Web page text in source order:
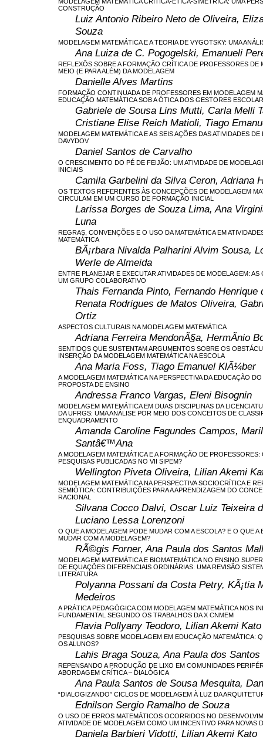
CONSTRUÇÃO
Luiz Antonio Ribeiro Neto de Oliveira,
Souza
MODELAGEM MATEMÁTICA E A TEORIA DE VYGOTSKY: UMA
Ana Luiza de C. Pogogelski, Emanueli
REFLEXÕS SOBRE A FORMAÇÃO CRÍTICA DE PROFESSORES DE
MEIO (E PARA ALÉM) DA MODELAGEM
Danielle Alves Martins
FORMAÇÃO CONTINUADA DE PROFESSORES EM MODELAGEM
EDUCAÇÃO MATEMÁTICA SOB A ÓTICA DOS GESTORES
Gabriele de Sousa Lins Mutti, Carla Melli
Cristiane Elise Reich Matioli, Tiago
MODELAGEM MATEMÁTICA E AS SEIS AÇÕES DAS ATIVIDADES DE
DAVYDOV
Daniel Santos de Carvalho
O CRESCIMENTO DO PÉ DE FEIJÃO: UM ATIVIDADE DE
INICIAIS
Camila Garbelini da Silva Ceron, Adriana
OS TEXTOS REFERENTES ÀS CONCEPÇÕES DE MODELAGEM
CIRCULAM EM UM CURSO DE FORMAÇÃO INICIAL
Larissa Borges de Souza Lima, Ana
Luna
REGRAS, CONVENÇÕES E O USO DA MATEMÁTICA EM
MATEMÁTICA
BÃ¡rbara Nivalda Palharini Alvim Sousa,
Werle de Almeida
ENTRE PLANEJAR E EXECUTAR ATIVIDADES DE MODELAGEM:
UM GRUPO COLABORATIVO
Thais Fernanda Pinto, Fernando Henrique
Renata Rodrigues de Matos Oliveira,
Ortiz
ASPECTOS CULTURAIS NA MODELAGEM MATEMÁTICA
Adriana Ferreira MendonÃ§a, HermÃ­nio
SENTIDOS QUE SUSTENTAM ARGUMENTOS SOBRE OS
INSERÇÃO DA MODELAGEM MATEMÁTICA NA ESCOLA
Ana Maria Foss, Tiago Emanuel KlÃ¼ber
A MODELAGEM MATEMÁTICA NA PERSPECTIVA DA EDUCAÇÃO
PROPOSTA DE ENSINO
Andressa Franco Vargas, Eleni Bisognin
MODELAGEM MATEMÁTICA EM DUAS DISCIPLINAS DA
DA UFRGS: UMA ANÁLISE POR MEIO DOS CONCEITOS DE
ENQUADRAMENTO
Amanda Caroline Fagundes Campos,
Santâ€™Ana
A MODELAGEM MATEMÁTICA E A FORMAÇÃO DE PROFESSORES:
PESQUISAS PUBLICADAS NO VII SIPEM?
Wellington Piveta Oliveira, Lilian Akemi
MODELAGEM MATEMÁTICA NA PERSPECTIVA SOCIOCRÍTICA E
SEMIÓTICA: CONTRIBUIÇÕES PARA A APRENDIZAGEM DO
RACIONAL
Silvana Cocco Dalvi, Oscar Luiz Teixeira
Luciano Lessa Lorenzoni
O QUE A MODELAGEM PODE MUDAR COM A ESCOLA? E O QUE A
MUDAR COM A MODELAGEM?
RÃ©gis Forner, Ana Paula dos Santos
MODELAGEM MATEMÁTICA E BIOMATEMÁTICA NO ENSINO
DE EQUAÇÕES DIFERENCIAIS ORDINÁRIAS: UMA REVISÃO
LITERATURA
Polyanna Possani da Costa Petry, KÃ¡tia
Medeiros
A PRÁTICA PEDAGÓGICA COM MODELAGEM MATEMÁTICA NOS
FUNDAMENTAL SEGUNDO OS TRABALHOS DA X CNMEM
Flavia Pollyany Teodoro, Lilian Akemi Kato
PESQUISAS SOBRE MODELAGEM EM EDUCAÇÃO MATEMÁTICA:
OS ALUNOS?
Lahis Braga Souza, Ana Paula dos
REPENSANDO A PRODUÇÃO DE LIXO EM COMUNIDADES
ABORDAGEM CRÍTICA – DIALÓGICA
Ana Paula Santos de Sousa Mesquita,
“DIALOGIZANDO” CICLOS DE MODELAGEM À LUZ DA
Ednilson Sergio Ramalho de Souza
O USO DE ERROS MATEMÁTICOS OCORRIDOS NO
ATIVIDADE DE MODELAGEM COMO UM INCENTIVO PARA NOVAS
Daniela Barbieri Vidotti, Lilian Akemi Kato